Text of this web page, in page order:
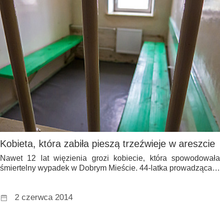
Kobieta, która zabiła pieszą trzeźwieje w areszcie
Nawet 12 lat więzienia grozi kobiecie, która spowodowała
śmiertelny wypadek w Dobrym Mieście. 44-latka prowadząca…
2 czerwca 2014